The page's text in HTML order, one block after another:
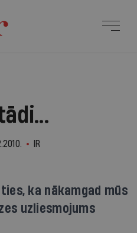
IR
ka nākamgad mūs
uzliesmojums